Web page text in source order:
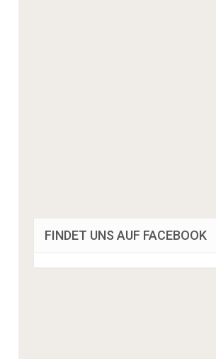
FINDET UNS AUF FACEBOOK